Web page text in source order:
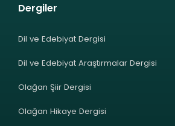
Dergiler
Dil ve Edebiyat Dergisi
Dil ve Edebiyat Araştırmalar Dergisi
Olağan Şiir Dergisi
Olağan Hikaye Dergisi